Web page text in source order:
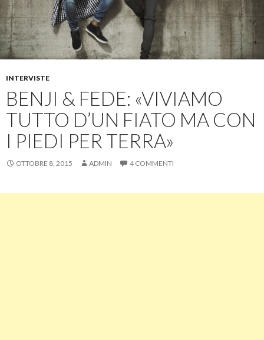
INTERVISTE
BENJI & FEDE: «VIVIAMO
TUTTO D’UN FIATO MA CON
I PIEDI PER TERRA»
OTTOBRE 8, 2015 ADMIN 4 COMMENTI